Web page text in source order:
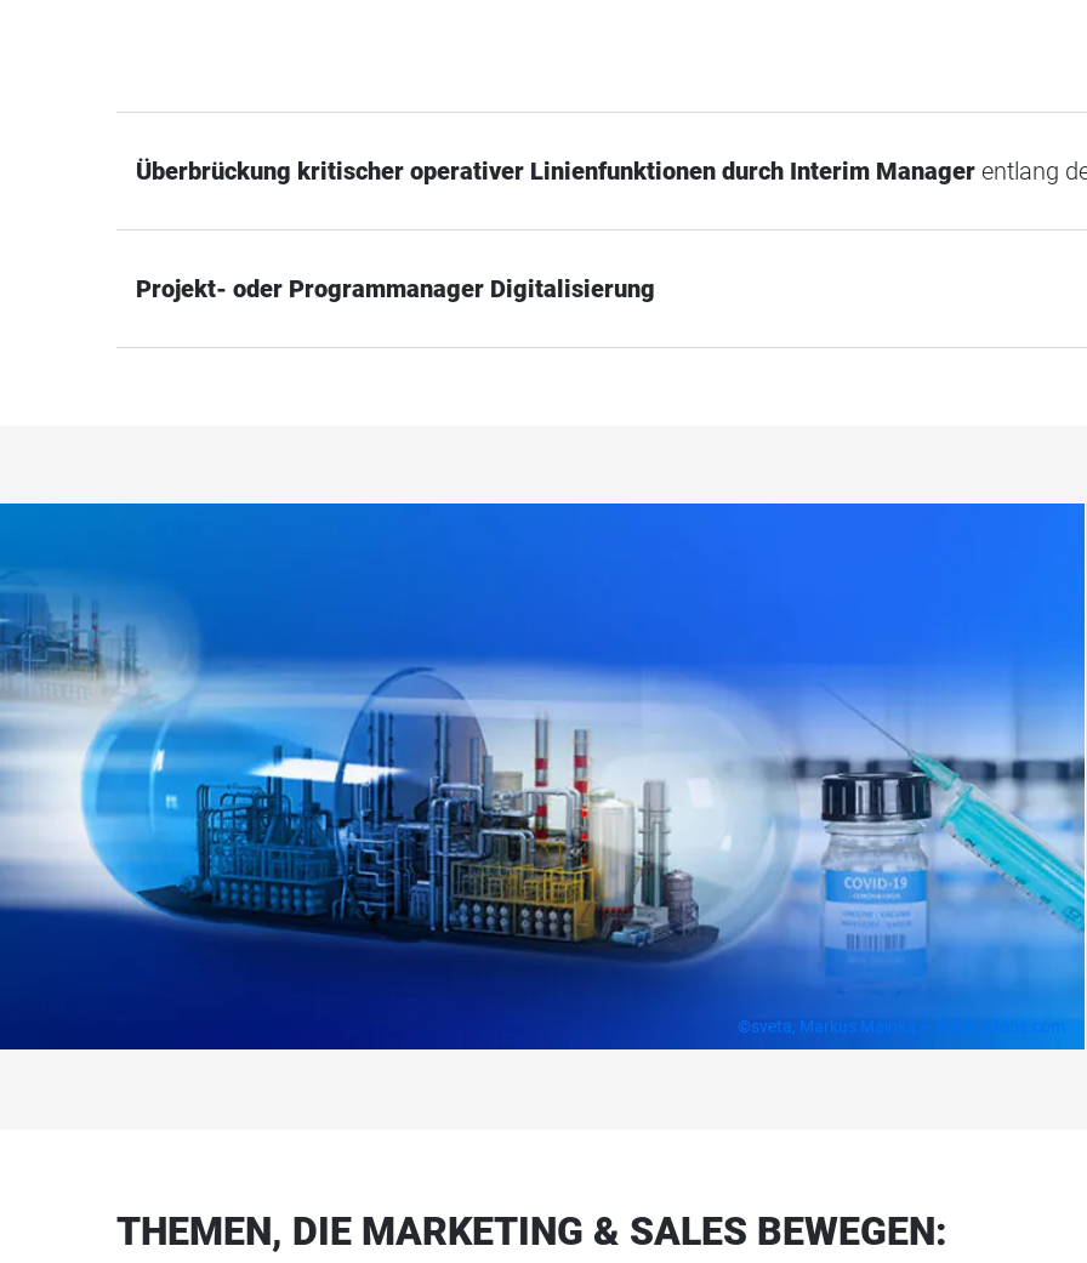
Überbrückung kritischer operativer Linienfunktionen durch Interim Manager entlang
Projekt- oder Programmanager Digitalisierung
©sveta, Markus Mainka – stock.adobe.com
THEMEN, DIE MARKETING & SALES BEWEGEN: